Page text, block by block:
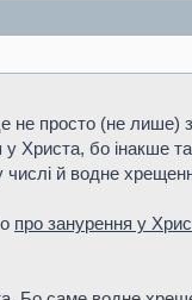
просто (не лише)
Христа, бо інакше
й водне
про занурення у